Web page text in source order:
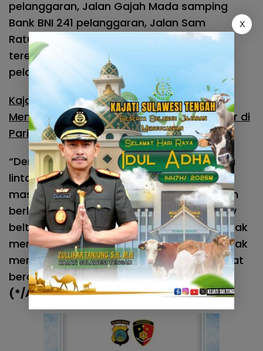
pelanggaran, Jalan Gajah Mada samping
Bank BNI 241 pelanggaran, Jalan Sam
Ratulangi depan Kantor Gubernur nihil,
terekam ETLE mobile/kamera handled 6
pelanggaran.
Kajari Parimo Dilantik, Kajati Sulteng
Mengharapkan Usut Tuntas Perkara Tipikor di
Parigi Moutong
“Dengan tingginya angka pelanggaran lalu
lintas yang terekam ETLE diharapkan
masyarakat dapat memperbaiki diri dalam
berlalu lintas, utamanya pemakaian safety
belt, pemakaian helm saat berkendara, tidak
menggunakan HP saat berkendara dan tidak
menerobos lampu traffic light karena dapat
berakibat kecelakaan,”pungkasnya.
(*/Atr/Bidhumas Polda Sulteng)
X